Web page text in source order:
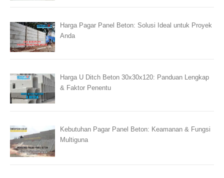
Harga Pagar Panel Beton: Solusi Ideal untuk Proyek
Anda
Harga U Ditch Beton 30x30x120: Panduan Lengkap
& Faktor Penentu
Kebutuhan Pagar Panel Beton: Keamanan & Fungsi
Multiguna